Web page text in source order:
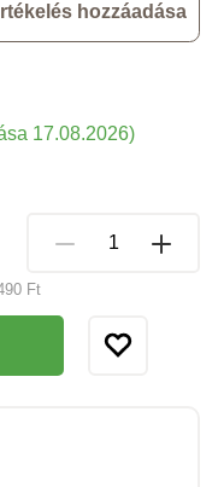
hozzáadása
Ft
17.08.2026)